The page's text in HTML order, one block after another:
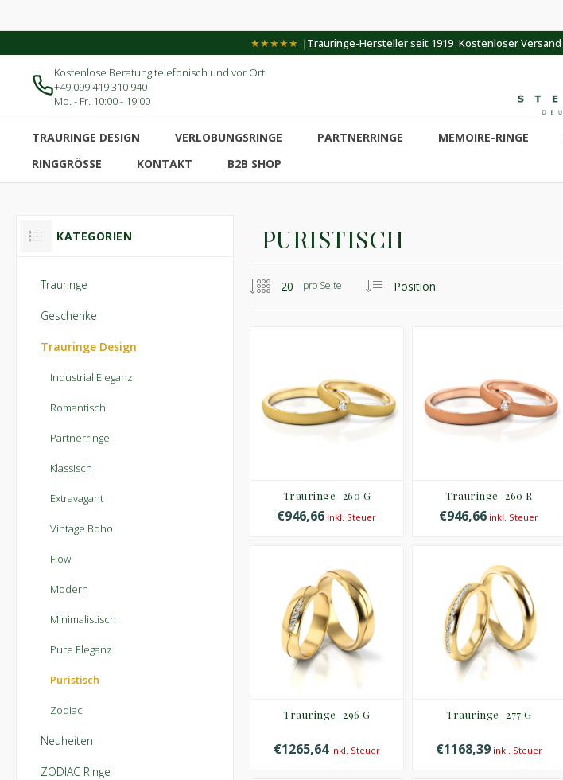
★★★★★ | Trauringe-Hersteller seit 1919|Kostenloser Versand
Kostenlose Beratung telefonisch und vor Ort
+49 099 419 310 940
Mo. - Fr. 10:00 - 19:00
TRAURINGE DESIGN VERLOBUNGSRINGE PARTNERRINGE MEMOIRE-RINGE
RINGGRÖSSE
KONTAKT B2B SHOP
PURISTISCH
pro Seite
Trauringe_260 G
€946,66 inkl. Steuer
Trauringe_260 R
€946,66 inkl. Steuer
Trauringe_296 G
€1265,64inkl. Steuer
Trauringe_277 G
€1168,39inkl. Steuer
KATEGORIEN
Trauringe
Geschenke
Trauringe Design
Industrial Eleganz
Romantisch
Partnerringe
Klassisch
Extravagant
Vintage Boho
Flow
Modern
Minimalistisch
Pure Eleganz
Puristisch
Zodiac
Neuheiten
ZODIAC Ringe